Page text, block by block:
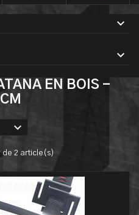
EN BOIS -

de 2 article(s)